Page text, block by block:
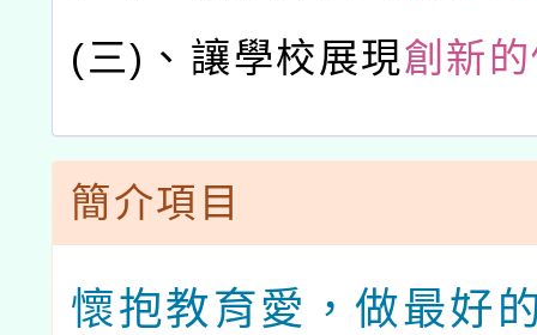
(三)、 讓學校展現創新
簡介項目
懷抱教育愛，做最好